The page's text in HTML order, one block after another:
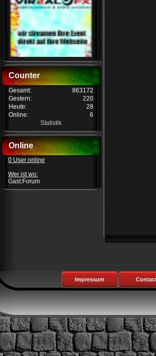
Counter
Gesamt:
863172
Gestern:
220
Heute:
28
Online:
6
Statistik
Online
0 User online
Wer ist wo:
Gast:Forum
Impressum